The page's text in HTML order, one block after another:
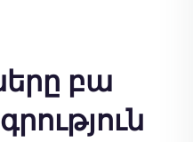
բա